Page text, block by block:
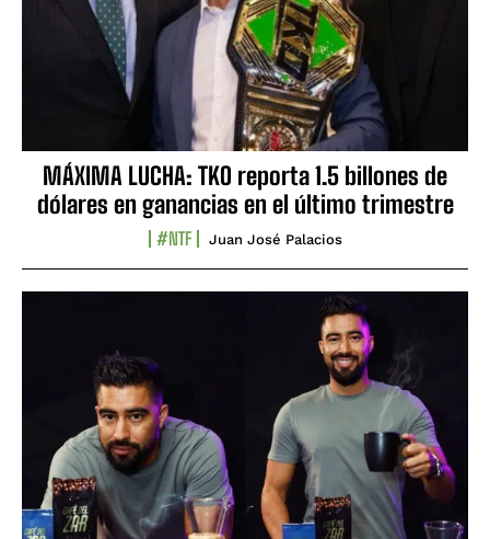
MÁXIMA LUCHA: TKO reporta 1.5 billones de
dólares en ganancias en el último trimestre
#NTF Juan José Palacios